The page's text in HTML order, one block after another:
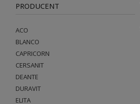
PRODUCENT
ACO
BLANCO
CAPRICORN
CERSANIT
DEANTE
DURAVIT
ELITA